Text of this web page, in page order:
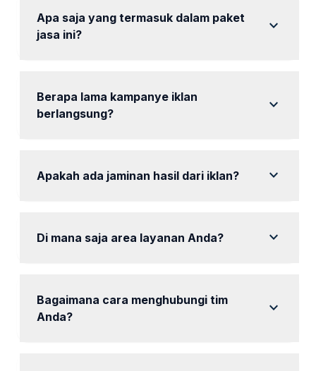
Apa saja yang termasuk dalam paket
jasa ini?
expand_more
Berapa lama kampanye iklan
berlangsung?
expand_more
Apakah ada jaminan hasil dari iklan? expand_more
Di mana saja area layanan Anda? expand_more
Bagaimana cara menghubungi tim
Anda?
expand_more